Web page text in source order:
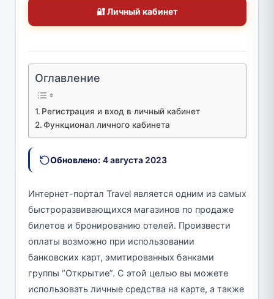
🔐 Личный кабинет
Оглавление
Регистрация и вход в личный кабинет
Функционал личного кабинета
Обновлено: 4 августа 2023
Интернет-портал Travel является одним из самых
быстроразвивающихся магазинов по продаже
билетов и бронированию отелей. Произвести
оплаты возможно при использовании
банковских карт, эмитированных банками
группы “Открытие”. С этой целью вы можете
использовать личные средства на карте, а также